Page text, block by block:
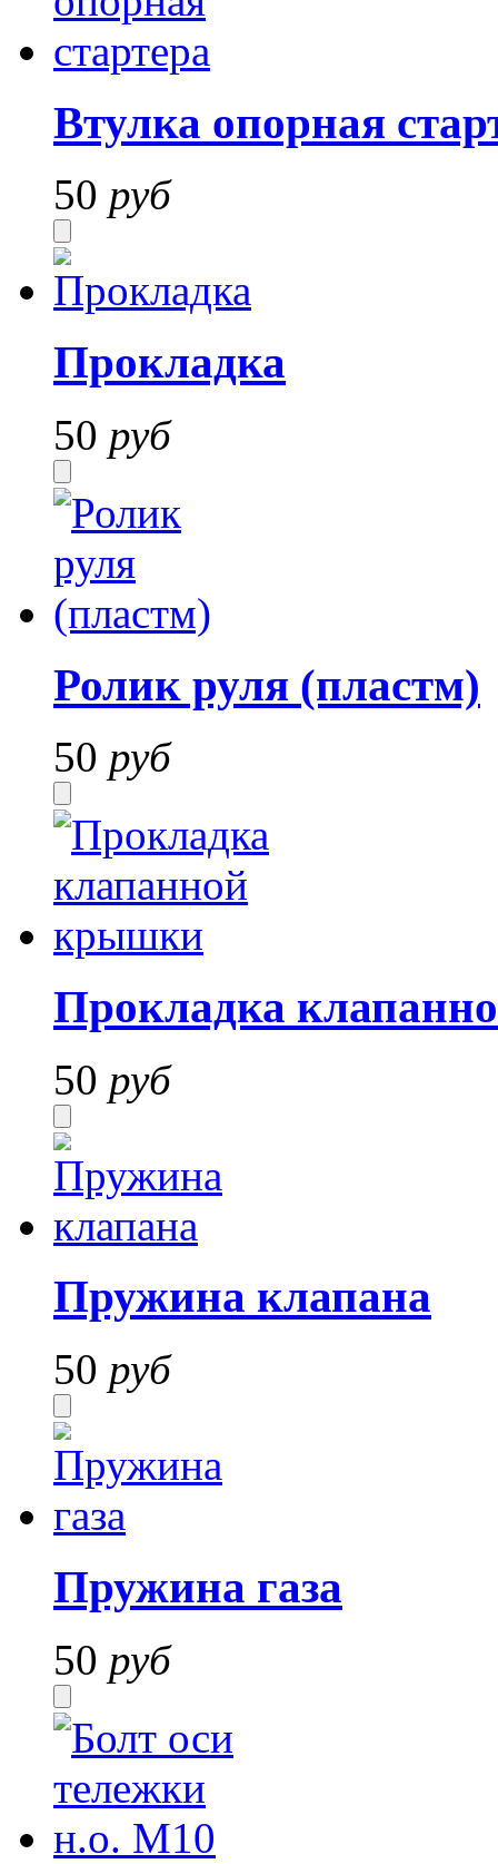
Втулка опорная
50 руб
Прокладка
50 руб
Ролик руля (пластм)
50 руб
Прокладка
50 руб
Пружина клапана
50 руб
Пружина газа
50 руб